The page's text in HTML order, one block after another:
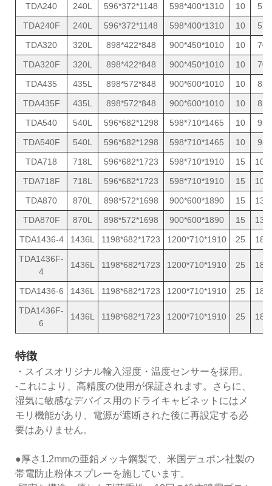
TDA240
240L 596*372*1148 598*400*1310 10
57
TDA240F
240L 596*372*1148 598*400*1310 10
57
TDA320
320L 898*422*848 900*450*1010 10
70
TDA320F
320L 898*422*848 900*450*1010 10
70
TDA435
435L 898*572*848 900*600*1010 10
82
TDA435F
435L 898*572*848 900*600*1010 10
82
TDA540
540L 596*682*1298 598*710*1465 10
95
TDA540F
540L 596*682*1298 598*710*1465 10
95
TDA718
718L 596*682*1723 598*710*1910 15
105
TDA718F
718L 596*682*1723 598*710*1910 15
105
TDA870
870L 898*572*1698 900*600*1890 15
130
TDA870F
870L 898*572*1698 900*600*1890 15
130
TDA1436-4
1436L 1198*682*1723 1200*710*1910 25
189
TDA1436F-
4
1436L 1198*682*1723 1200*710*1910 25 189
TDA1436-6 1436L 1198*682*1723 1200*710*1910 25
189
TDA1436F-
6
1436L 1198*682*1723 1200*710*1910 25 189
特徴
・スイスオリジナル輸入湿度・温度センサーを採用。
-これにより、高精度の使用が保証されます。さらに、
湿気に敏感なデバイス用のドライキャビネットにはメ
モリ機能があり、電源が遮断された後に再設定する必
要はありません。
●厚さ1.2mmの亜鉛メッキ鋼製で、米国デュポン社製の
帯電防止粉体スプレーを施しています。